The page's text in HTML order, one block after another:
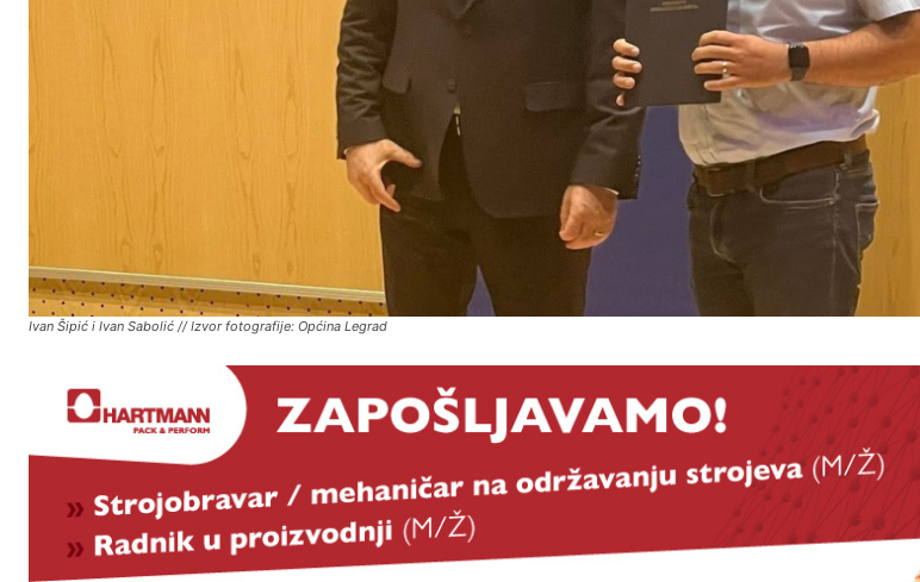
Ivan Šipić i Ivan Sabolić // Izvor fotografije: Općina Legrad